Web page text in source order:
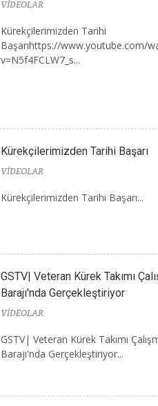
VİDEOLAR
Kürekçilerimizden Tarihi
Başarıhttps://www.youtube.com/
v=N5f4FCLW7_s...
Kürekçilerimizden Tarihi Başarı
VİDEOLAR
Kürekçilerimizden Tarihi Başarı...
GSTV| Veteran Kürek Takımı
Barajı'nda Gerçekleştiriyor
VİDEOLAR
GSTV| Veteran Kürek Takımı
Barajı'nda Gerçekleştiriyor...